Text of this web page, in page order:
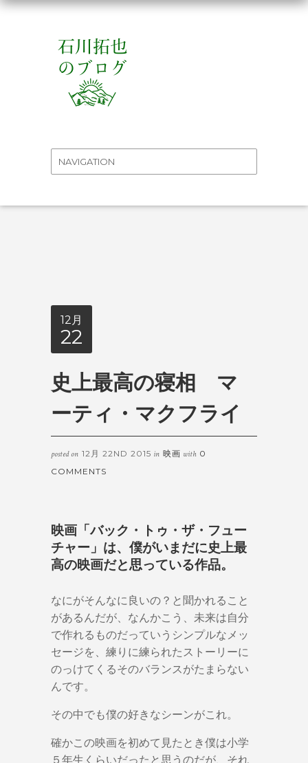
12月
22
史上最高の寝相 マ
ーティ・マクフライ
posted on 12月 22ND 2015 in 映画 with 0
COMMENTS
映画「バック・トゥ・ザ・フュー
チャー」は、僕がいまだに史上最
高の映画だと思っている作品。
なにがそんなに良いの？と聞かれること
があるんだが、なんかこう、未来は自分
で作れるものだっていうシンプルなメッ
セージを、練りに練られたストーリーに
のっけてくるそのバランスがたまらない
んです。
その中でも僕の好きなシーンがこれ。
確かこの映画を初めて見たとき僕は小学
５年生くらいだったと思うのだが、それ